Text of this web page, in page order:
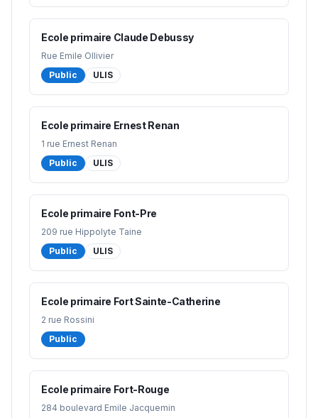
Ecole primaire Claude Debussy
Rue Emile Ollivier
Public
ULIS
Ecole primaire Ernest Renan
1 rue Ernest Renan
Public
ULIS
Ecole primaire Font-Pre
209 rue Hippolyte Taine
Public
ULIS
Ecole primaire Fort Sainte-Catherine
2 rue Rossini
Public
Ecole primaire Fort-Rouge
284 boulevard Emile Jacquemin